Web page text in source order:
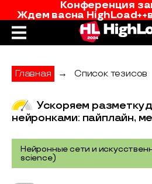
Конференция
Ждем васна HighLoad++
Главная → Список тезисов
Ускоряем разметку
нейронками: пайплайн,
Нейронные сети и
science)